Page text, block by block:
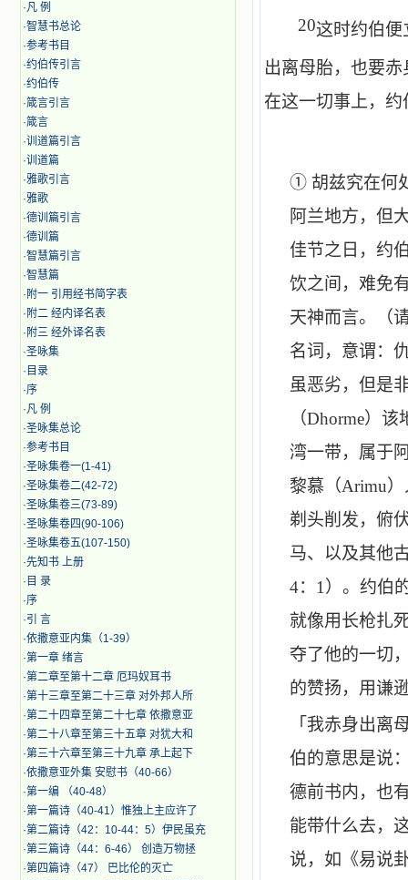
·凡 例
·智慧书总论
·参考书目
·约伯传引言
·约伯传
·箴言引言
·箴言
·训道篇引言
·训道篇
·雅歌引言
·雅歌
·德训篇引言
·德训篇
·智慧篇引言
·智慧篇
· 附一 引用经书简字表
· 附二 经内译名表
· 附三 经外译名表
·圣咏集
· 目录
·序
·凡 例
·圣咏集总论
·参考书目
·圣咏集卷一(1-41)
·圣咏集卷二(42-72)
·圣咏集卷三(73-89)
·圣咏集卷四(90-106)
·圣咏集卷五(107-150)
·先知书 上册
· 目 录
·序
·引 言
·​依撒意亚内集（1-39）
·第一章 绪言
·第二章至第十二章 厄玛奴耳书
·第十三章至第二十三章 对外邦人所
·第二十四章至第二十七章 依撒意亚
·第二十八章至第三十五章 对犹大和
·第三十六章至第三十九章 承上起下
·依撒意亚外集 安慰书（40-66）
·第一编 （40-48）
·第一篇诗（40-41）惟独上主应许了
·第二篇诗（42：10-44：5）伊民虽充
·第三篇诗（44：6-46） 创造万物拯
·第四篇诗（47） 巴比伦的灭亡
20这时约伯
出离母胎，也要
在这一切事上，
① 胡兹究在何
阿兰地方，但
佳节之日，约
饮之间，难免
天神而言。（
名词，意谓：
虽恶劣，但是
（Dhorme）该
湾一带，属于
黎慕（Arimu
剃头削发，俯
马、以及其他
4： 1 ）。约伯
就像用长枪扎
夺了他的一切
的赞扬，用谦
「我赤身出离
伯的意思是说
德前书内，也
能带什么去，
说，如《易说